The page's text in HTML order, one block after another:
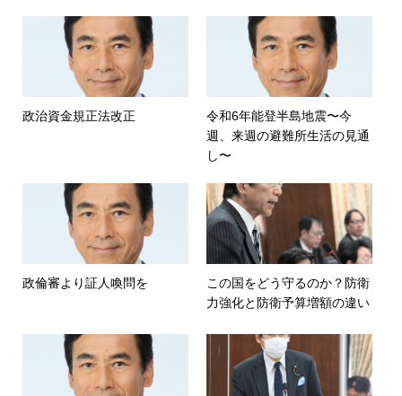
政治資金規正法改正
令和6年能登半島地震〜今
週、来週の避難所生活の見通
し〜
政倫審より証人喚問を
この国をどう守るのか？防衛
力強化と防衛予算増額の違い